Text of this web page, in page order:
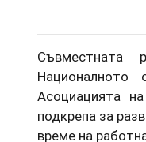
Съвместната
Асоциацията
подкрепа за
време на